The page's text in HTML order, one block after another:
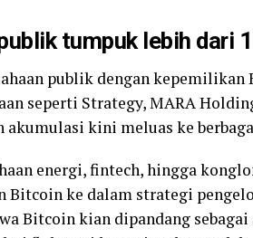
tumpuk lebih dari
publik dengan
seperti Strategy, MARA
akumulasi kini meluas ke
energi, fintech, hingga
Bitcoin ke dalam strategi
Bitcoin kian dipandang